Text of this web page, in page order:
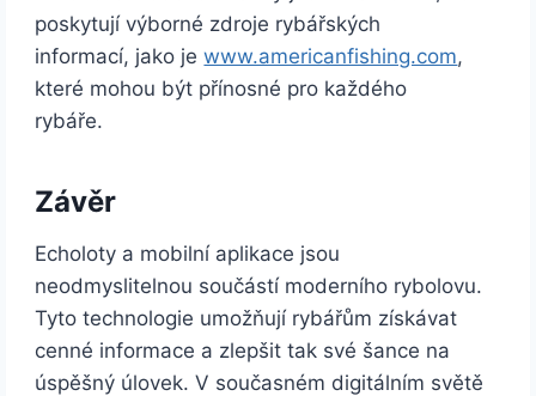
poskytují výborné zdroje rybářských
informací, jako jewww.americanfishing.com,
které mohou být přínosné pro každého
rybáře.
Závěr
Echoloty a mobilní aplikace jsou
neodmyslitelnou součástí moderního rybolovu.
Tyto technologie umožňují rybářům získávat
cenné informace a zlepšit tak své šance na
úspěšný úlovek. V současném digitálním světě